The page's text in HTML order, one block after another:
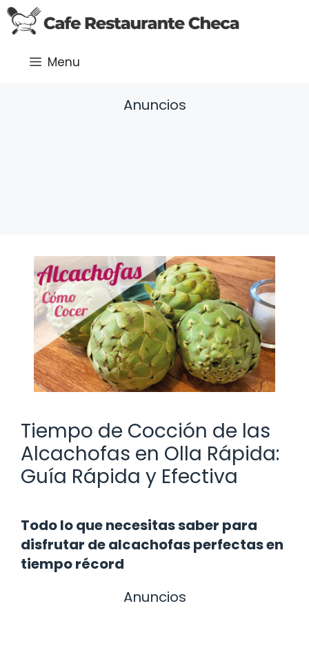
Saltar
al
Menu
Anuncios
Tiempo de Cocción de las
Alcachofas en Olla Rápida:
Guía Rápida y Efectiva
Todo lo que necesitas saber para
disfrutar de alcachofas perfectas en
tiempo récord
Anuncios